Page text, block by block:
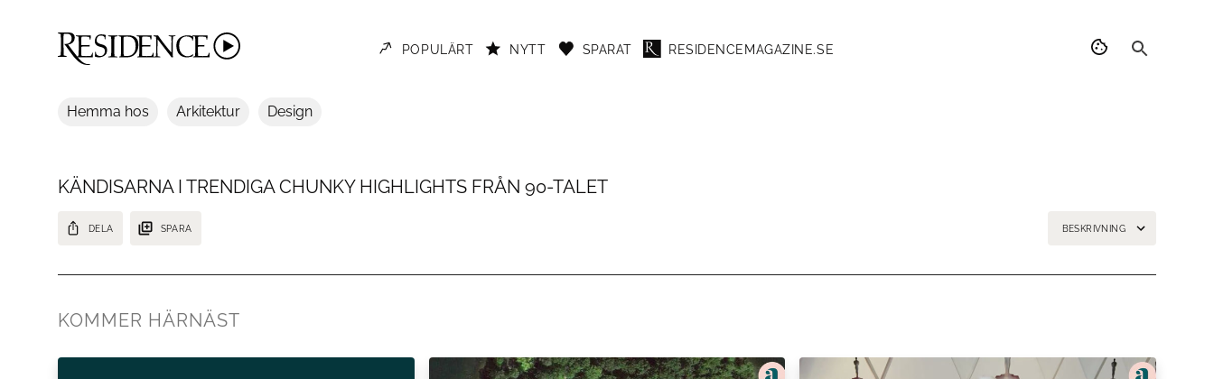
POPULÄRT NYTT SPARAT RESIDENCEMAGAZINE.SE
Hemma hos Arkitektur Design
KÄNDISARNA I TRENDIGA CHUNKY HIGHLIGHTS FRÅN 90-TALET
DELA SPARA BESKRIVNING
KOMMER HÄRNÄST